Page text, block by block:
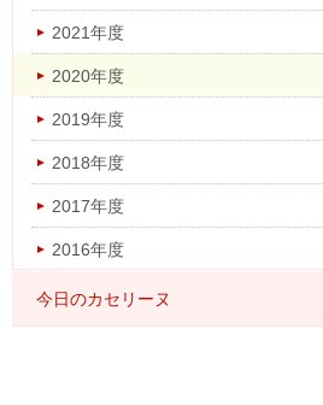
2021年度
2020年度
2019年度
2018年度
2017年度
2016年度
今日のカセリーヌ